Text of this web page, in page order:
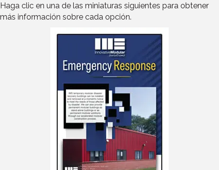
Haga clic en una de las miniaturas siguientes para obtener
más información sobre cada opción.